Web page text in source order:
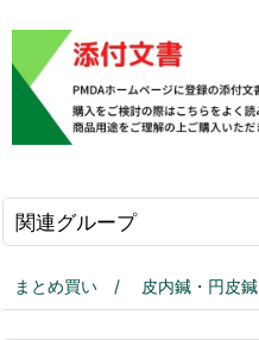
関連グループ
まとめ買い / 皮内鍼・円皮鍼